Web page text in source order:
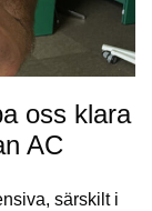
oss klara
AC
särskilt i